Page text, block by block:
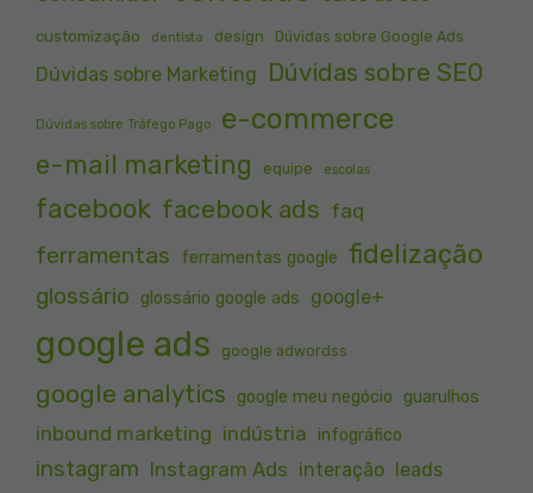
customização dentista design Dúvidas sobre Google Ads
Dúvidas sobre Marketing Dúvidas sobre SEO
Dúvidas sobre Tráfego Pago e-commerce
e-mail marketing equipe escolas
facebook facebook ads faq
ferramentas ferramentas google fidelização
glossário glossário google ads google+
google ads google adwordss
google analytics google meu negócio guarulhos
inbound marketing indústria infográfico
instagram Instagram Ads interação leads